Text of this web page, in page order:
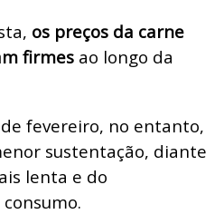
os preços da carne
firmes ao longo da
fevereiro, no entanto,
sustentação, diante
lenta e do